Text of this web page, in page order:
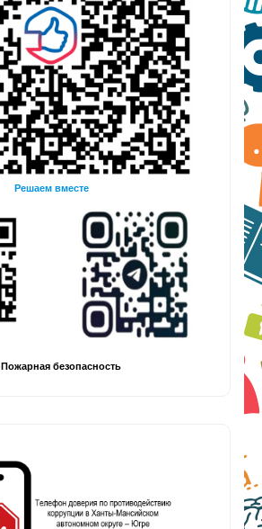
Решаем вместе
Пожарная безопасность